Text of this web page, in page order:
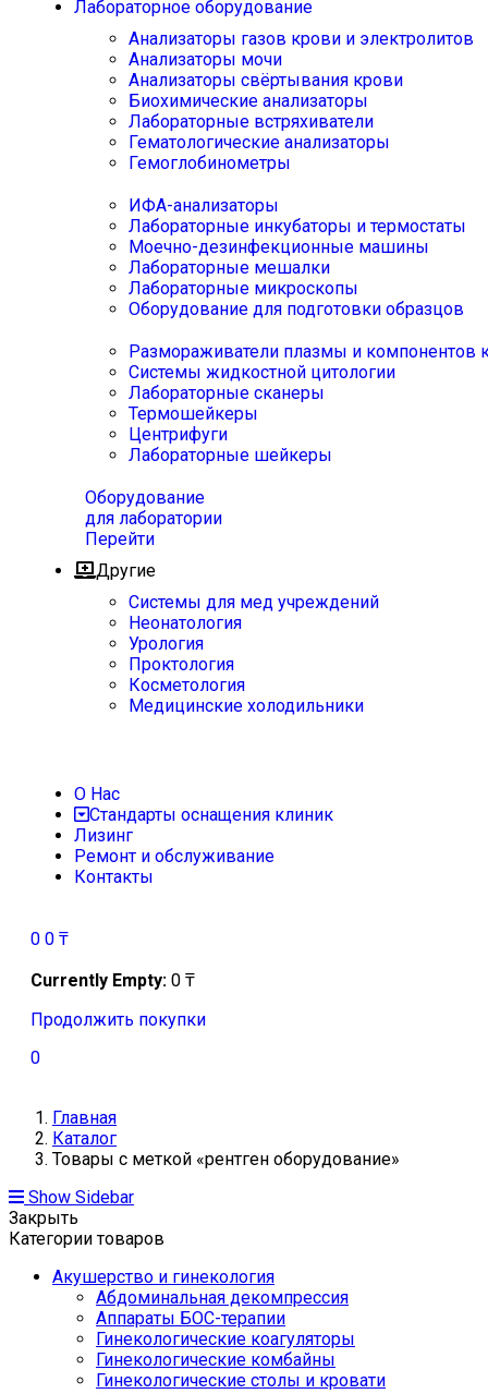
Лабораторное оборудование
Анализаторы газов крови и электролитов
Анализаторы мочи
Анализаторы свёртывания крови
Биохимические анализаторы
Лабораторные встряхиватели
Гематологические анализаторы
Гемоглобинометры
ИФА-анализаторы
Лабораторные инкубаторы и термостаты
Моечно-дезинфекционные машины
Лабораторные мешалки
Лабораторные микроскопы
Оборудование для подготовки образцов
Размораживатели плазмы и компонентов
Системы жидкостной цитологии
Лабораторные сканеры
Термошейкеры
Центрифуги
Лабораторные шейкеры
Оборудование
для лаборатории
Перейти
Другие
Системы для мед учреждений
Неонатология
Урология
Проктология
Косметология
Медицинские холодильники
О Нас
Стандарты оснащения клиник
Лизинг
Ремонт и обслуживание
Контакты
0 0 ₸
Currently Empty: 0 ₸
Продолжить покупки
0
Главная
Каталог
Товары с меткой «рентген оборудование»
Show Sidebar
Закрыть
Категории товаров
Акушерство и гинекология
Абдоминальная декомпрессия
Аппараты БОС-терапии
Гинекологические коагуляторы
Гинекологические комбайны
Гинекологические столы и кровати